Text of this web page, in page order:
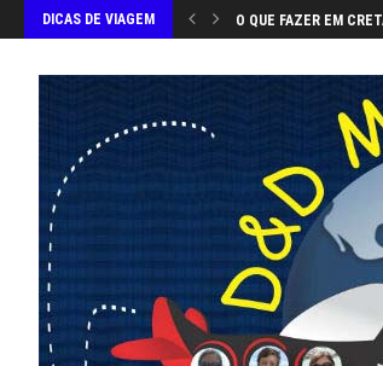
DICAS DE VIAGEM O QUE FAZER EM